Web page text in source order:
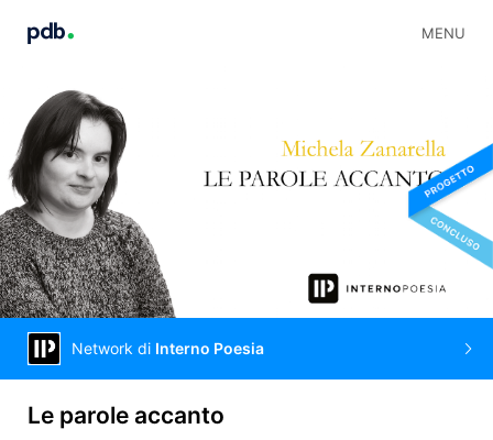
MENU
Network di Interno Poesia
Le parole accanto